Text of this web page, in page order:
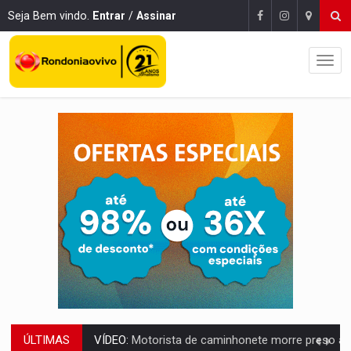
Seja Bem vindo. Entrar / Assinar
ÚLTIMAS LAZER:Seis lugares gratuitos para aproveitar o fim de semana